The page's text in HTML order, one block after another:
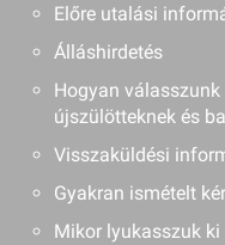
Előre utalási
Álláshirdetés
Hogyan
újszülötteknek és
Visszaküldési
Gyakran ismételt
Mikor lyukasszuk